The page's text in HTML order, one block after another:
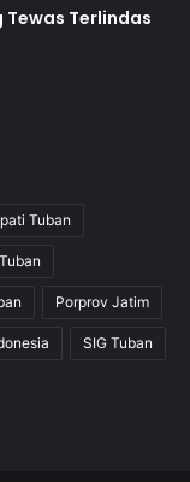
Terlindas
Tuban
Porprov Jatim
SIG Tuban